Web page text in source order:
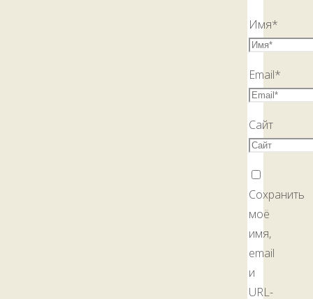
Имя*
Email*
Сайт
Сохранить
моё
имя,
email
и
URL-